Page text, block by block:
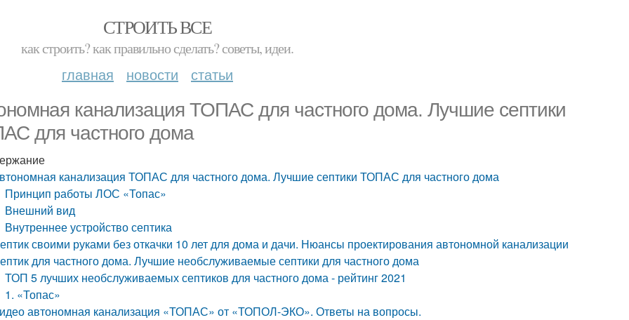
СТРОИТЬ ВСЕ
как строить? как правильно сделать? советы, идеи.
главная новости статьи
канализация ТОПАС для частного дома. Лучшие септики
для частного дома
канализация ТОПАС для частного дома. Лучшие септики ТОПАС для частного дома
Принцип работы ЛОС «Топас»
Внешний вид
Внутреннее устройство септика
своими руками без откачки 10 лет для дома и дачи. Нюансы проектирования автономной канализации
для частного дома. Лучшие необслуживаемые септики для частного дома
ТОП 5 лучших необслуживаемых септиков для частного дома - рейтинг 2021
1. «Топас»
автономная канализация «ТОПАС» от «ТОПОЛ-ЭКО». Ответы на вопросы.